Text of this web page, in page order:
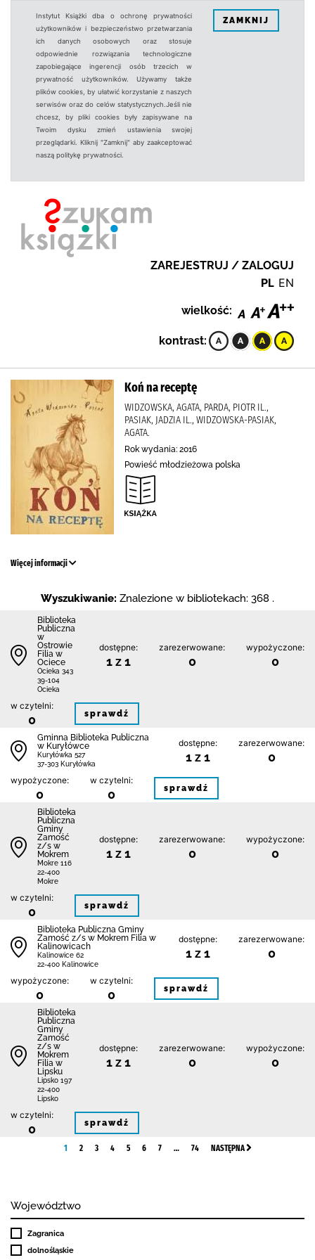
Instytut Książki dba o ochronę prywatności
użytkowników i bezpieczeństwo przetwarzania
ich danych osobowych oraz stosuje
odpowiednie rozwiązania technologiczne
zapobiegające ingerencji osób trzecich w
prywatność użytkowników. Używamy także
plików cookies, by ułatwić korzystanie z naszych
serwisów oraz do celów statystycznych.Jeśli nie
chcesz, by pliki cookies były zapisywane na
Twoim dysku zmień ustawienia swojej
przeglądarki. Kliknij "Zamknij" aby zaakceptować
naszą politykę prywatności.
ZAMKNIJ
ZAREJESTRUJ / ZALOGUJ
PL EN
wielkość:
kontrast:
Koń na receptę
WIDZOWSKA, AGATA, PARDA, PIOTR IL.,
PASIAK, JADZIA IL., WIDZOWSKA-PASIAK,
AGATA.
Rok wydania: 2016
Powieść młodzieżowa polska
Więcej informacji
Wyszukiwanie: Znalezione w bibliotekach: 368 .
Biblioteka
Publiczna
w
Ostrowie
Filia w
Ociece
Ocieka 343
39-104
Ocieka
dostępne:
1 z 1
zarezerwowane:
0
wypożyczone:
0
w czytelni:
0 sprawdź
Gminna Biblioteka Publiczna
w Kuryłówce
Kuryłówka 527
37-303 Kuryłówka
dostępne:
1 z 1
zarezerwowane:
0
wypożyczone:
0
w czytelni:
0 sprawdź
Biblio­teka
Publiczna
Gminy
Zamość
z/s w
Mokrem
Mokre 116
22-400
Mokre
dostępne:
1 z 1
zarezerwowane:
0
wypożyczone:
0
w czytelni:
0 sprawdź
Biblio­teka Publiczna Gminy
Zamość z/s w Mokrem Filia w
Kalinowicach
Kalinowice 62
22-400 Kalinowice
dostępne:
1 z 1
zarezerwowane:
0
wypożyczone:
0
w czytelni:
0 sprawdź
Biblio­teka
Publiczna
Gminy
Zamość
z/s w
Mokrem
Filia w
Lipsku
Lipsko 197
22-400
Lipsko
dostępne:
1 z 1
zarezerwowane:
0
wypożyczone:
0
w czytelni:
0 sprawdź
1 2 3 4 5 6 7 … 74 NASTĘPNA
Województwo
Zagranica
dolnośląskie